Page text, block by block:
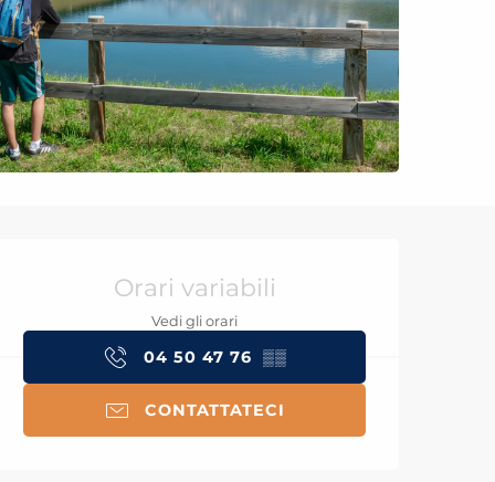
Orari e contatti
Orari variabili
Vedi gli orari
04 50 47 76 ▒▒
CONTATTATECI